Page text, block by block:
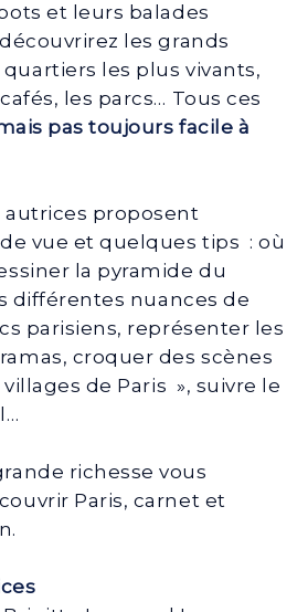
et leurs balades
les grands
les plus vivants,
les parcs… Tous ces
pas toujours facile à
autrices proposent
vue et quelques tips : où
la pyramide du
différentes nuances de
parisiens, représenter les
croquer des scènes
de Paris », suivre le
richesse vous
Paris, carnet et